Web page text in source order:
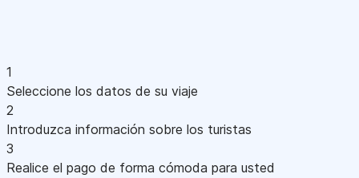
1
Seleccione los datos de su viaje
2
Introduzca información sobre los turistas
3
Realice el pago de forma cómoda para usted